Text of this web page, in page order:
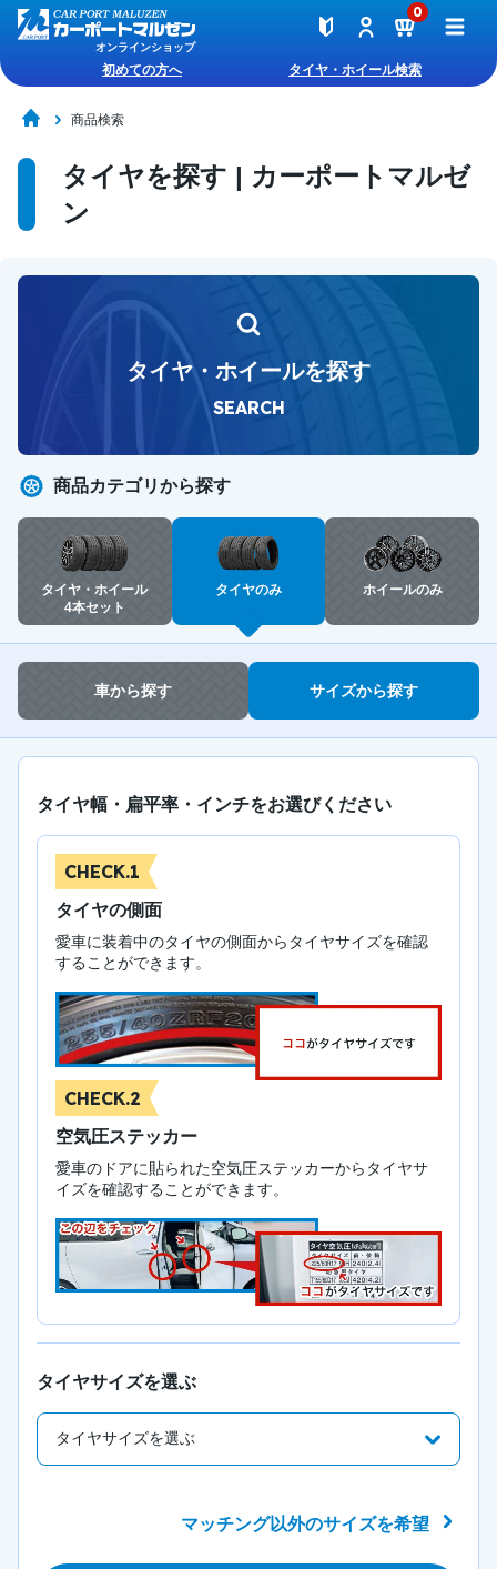
オンラインショップ
0
初めての方へ タイヤ・ホイール検索
商品検索
タイヤを探す | カーポートマルゼ
ン
タイヤ・ホイールを探す
SEARCH
商品カテゴリから探す
タイヤ・ホイール
4本セット
タイヤのみ ホイールのみ
車から探す サイズから探す
タイヤ幅・扁平率・インチをお選びください
CHECK.1
タイヤの側面
愛車に装着中のタイヤの側面からタイヤサイズを確認
することができます。
CHECK.2
空気圧ステッカー
愛車のドアに貼られた空気圧ステッカーからタイヤサ
イズを確認することができます。
タイヤサイズを選ぶ
マッチング以外のサイズを希望